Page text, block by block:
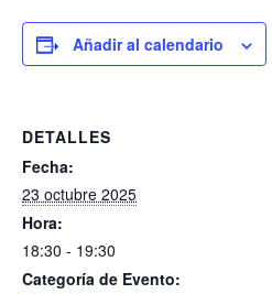
Añadir al calendario
DETALLES
Fecha:
23 octubre 2025
Hora:
18:30 - 19:30
Categoría de Evento: